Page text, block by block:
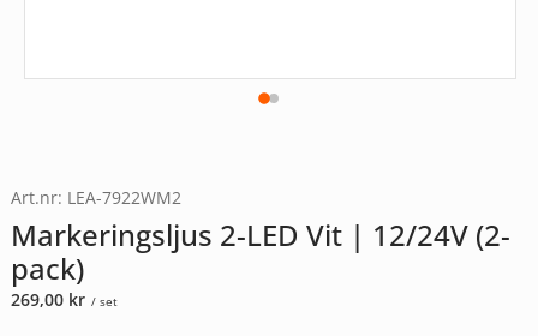
Art.nr: LEA-7922WM2
Markeringsljus 2-LED Vit | 12/24V (2-
pack)
269,00 kr / set